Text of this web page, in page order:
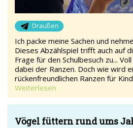
Draußen
Ich packe meine Sachen und
Dieses Abzählspiel trifft auch auf
Frage für den Schulbesuch zu...
dabei der Ranzen. Doch wie wird
rückenfreundlichen Ranzen für
Weiterlesen
Vögel füttern rund ums